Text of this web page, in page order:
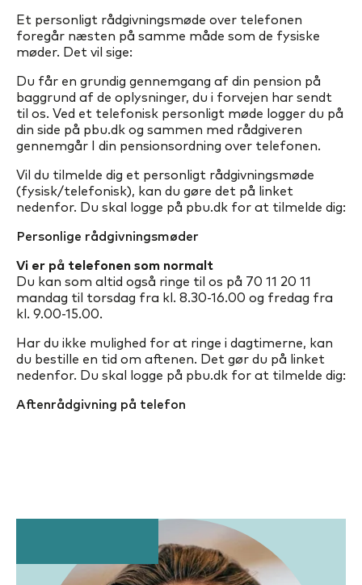
Et personligt rådgivningsmøde over telefonen
foregår næsten på samme måde som de fysiske
møder. Det vil sige:
Du får en grundig gennemgang af din pension på
baggrund af de oplysninger, du i forvejen har sendt
til os. Ved et telefonisk personligt møde logger du på
din side på pbu.dk og sammen med rådgiveren
gennemgår I din pensionsordning over telefonen.
Vil du tilmelde dig et personligt rådgivningsmøde
(fysisk/telefonisk), kan du gøre det på linket
nedenfor. Du skal logge på pbu.dk for at tilmelde dig:
Personlige rådgivningsmøder
Vi er på telefonen som normalt
Du kan som altid også ringe til os på 70 11 20 11
mandag til torsdag fra kl. 8.30-16.00 og fredag fra
kl. 9.00-15.00.
Har du ikke mulighed for at ringe i dagtimerne, kan
du bestille en tid om aftenen. Det gør du på linket
nedenfor. Du skal logge på pbu.dk for at tilmelde dig:
Aftenrådgivning på telefon